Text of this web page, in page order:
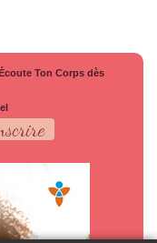
Ton Corps dès